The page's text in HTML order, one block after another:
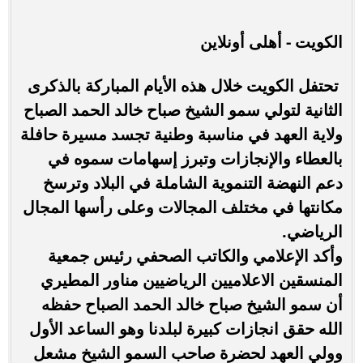
الكويت - أهلى أونلاين
تحتفل الكويت خلال هذه الأيام المباركة بالذكرى
الثانية لتولي سمو الشيخ صباح خالد الحمد الصباح
ولاية العهد في مناسبة وطنية تجسد مسيرة حافلة
بالعطاء والإنجازات وتبرز إسهامات سموه في
دعم النهضة التنموية الشاملة في البلاد وترسخ
مكانتها في مختلف المجالات وعلى رأسها المجال
الرياضي.
وأكد الإعلامي والكاتب الصحفي رئيس جمعية
المنسقين الاعلاميين الرياضيين مناور المطيري
أن سمو الشيخ صباح خالد الحمد الصباح حفظه
الله حقق انجازات كبيرة لبلدنا وهو الساعد الأول
وولي العهد لحضرة صاحب السمو الشيخ مشعل